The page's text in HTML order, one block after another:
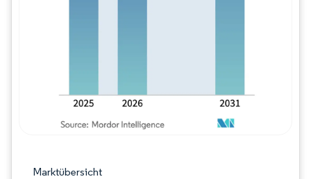
Marktübersicht